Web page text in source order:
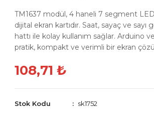
TM1637 modül, 4 haneli 7 segment
dijital ekran kartıdır. Saat, sayaç ve
hattı ile kolay kullanım sağlar. Arduino
pratik, kompakt ve verimli bir ekran
108,71 ₺
Stok Kodu
sk1752